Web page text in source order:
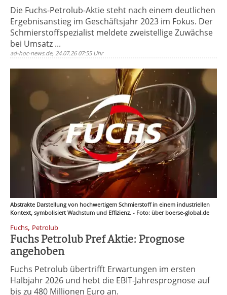
Die Fuchs-Petrolub-Aktie steht nach einem deutlichen
Ergebnisanstieg im Geschäftsjahr 2023 im Fokus. Der
Schmierstoffspezialist meldete zweistellige Zuwächse
bei Umsatz ...
ad-hoc-news.de, 24.07.26 07:55 Uhr
Abstrakte Darstellung von hochwertigem Schmierstoff in einem industriellen
Kontext, symbolisiert Wachstum und Effizienz. - Foto: über boerse-global.de
Fuchs, Petrolub
Fuchs Petrolub Pref Aktie: Prognose
angehoben
Fuchs Petrolub übertrifft Erwartungen im ersten
Halbjahr 2026 und hebt die EBIT-Jahresprognose auf
bis zu 480 Millionen Euro an.